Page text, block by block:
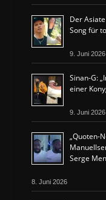
Der
Song für
9. Juni 2026
Sinan-G:
einer
9. Juni 2026
„Quoten-
Serge
8. Juni 2026